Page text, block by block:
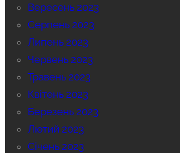
Вересень 2023
Серпень 2023
Липень 2023
Червень 2023
Травень 2023
Квітень 2023
Березень 2023
Лютий 2023
Січень 2023